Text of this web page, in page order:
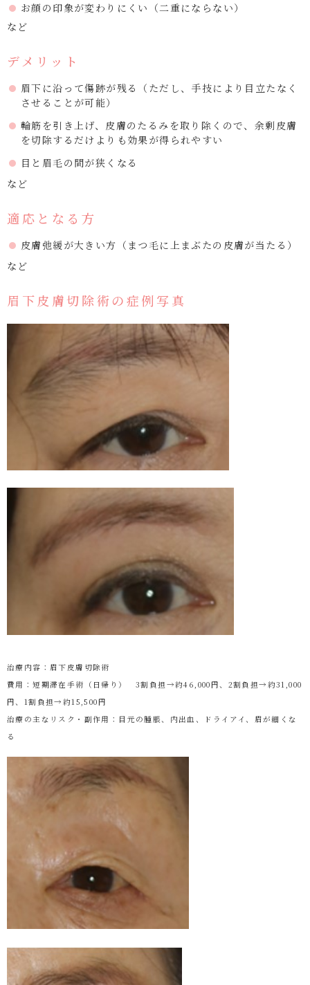
お顔の印象が変わりにくい（二重にならない）
など
デメリット
眉下に沿って傷跡が残る（ただし、手技により目立たなく
させることが可能）
輪筋を引き上げ、皮膚のたるみを取り除くので、余剰皮膚
を切除するだけよりも効果が得られやすい
目と眉毛の間が狭くなる
など
適応となる方
皮膚弛緩が大きい方（まつ毛に上まぶたの皮膚が当たる）
など
眉下皮膚切除術の症例写真
治療内容：眉下皮膚切除術
費用：短期滞在手術（日帰り） 3割負担→約46,000円、2割負担→約31,000
円、1割負担→約15,500円
治療の主なリスク・副作用：目元の腫脹、内出血、ドライアイ、眉が細くな
る